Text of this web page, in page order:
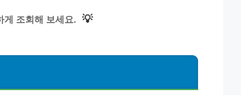
게 조회해 보세요. 💡